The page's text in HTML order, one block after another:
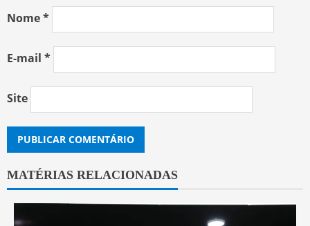
Nome*
E-mail *
Site
MATÉRIAS RELACIONADAS